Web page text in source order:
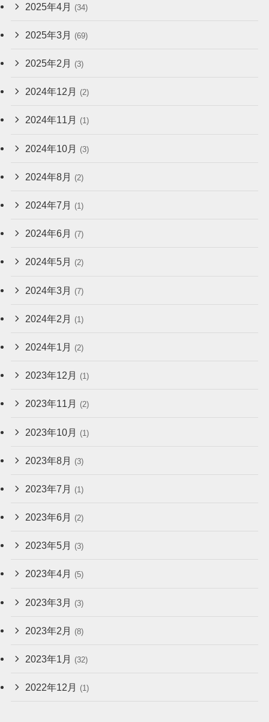
2025年4月 (34)
2025年3月 (69)
2025年2月 (3)
2024年12月 (2)
2024年11月 (1)
2024年10月 (3)
2024年8月 (2)
2024年7月 (1)
2024年6月 (7)
2024年5月 (2)
2024年3月 (7)
2024年2月 (1)
2024年1月 (2)
2023年12月 (1)
2023年11月 (2)
2023年10月 (1)
2023年8月 (3)
2023年7月 (1)
2023年6月 (2)
2023年5月 (3)
2023年4月 (5)
2023年3月 (3)
2023年2月 (8)
2023年1月 (32)
2022年12月 (1)